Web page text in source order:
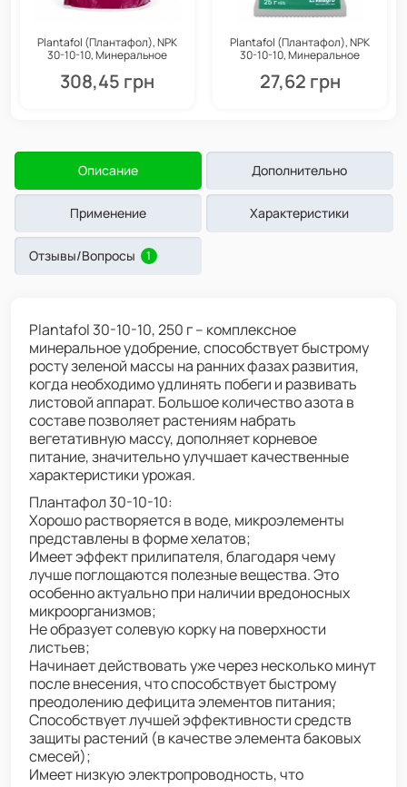
Plantafol (Плантафол), NPK
30-10-10, Минеральное
308,45 грн
Plantafol (Плантафол), NPK
30-10-10, Минеральное
27,62 грн
Описание Дополнительно
Применение Характеристики
Отзывы/Вопросы 1
Plantafol 30-10-10, 250 г – комплексное
минеральное удобрение, способствует быстрому
росту зеленой массы на ранних фазах развития,
когда необходимо удлинять побеги и развивать
листовой аппарат. Большое количество азота в
составе позволяет растениям набрать
вегетативную массу, дополняет корневое
питание, значительно улучшает качественные
характеристики урожая.
Плантафол 30-10-10:
Хорошо растворяется в воде, микроэлементы
представлены в форме хелатов;
Имеет эффект прилипателя, благодаря чему
лучше поглощаются полезные вещества. Это
особенно актуально при наличии вредоносных
микроорганизмов;
Не образует солевую корку на поверхности
листьев;
Начинает действовать уже через несколько минут
после внесения, что способствует быстрому
преодолению дефицита элементов питания;
Способствует лучшей эффективности средств
защиты растений (в качестве элемента баковых
смесей);
Имеет низкую электропроводность, что